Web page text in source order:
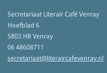
Secretariaat Literair Café Venray
Hoefblad 6
5803 HR Venray
06 48608711
secretariaat@literaircafevenray.nl